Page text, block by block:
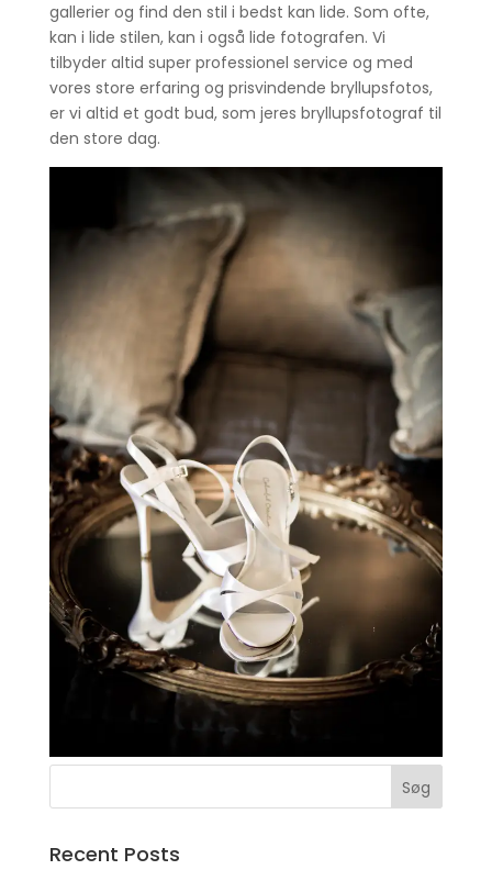
gallerier og find den stil i bedst kan lide. Som ofte,
kan i lide stilen, kan i også lide fotografen. Vi
tilbyder altid super professionel service og med
vores store erfaring og prisvindende bryllupsfotos,
er vi altid et godt bud, som jeres bryllupsfotograf til
den store dag.
Recent Posts